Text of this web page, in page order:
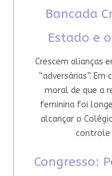
Bancada
Estado e
Crescem alianças
“adversárias”.
moral de que a
feminina foi
alcançar o
controle
Congresso: